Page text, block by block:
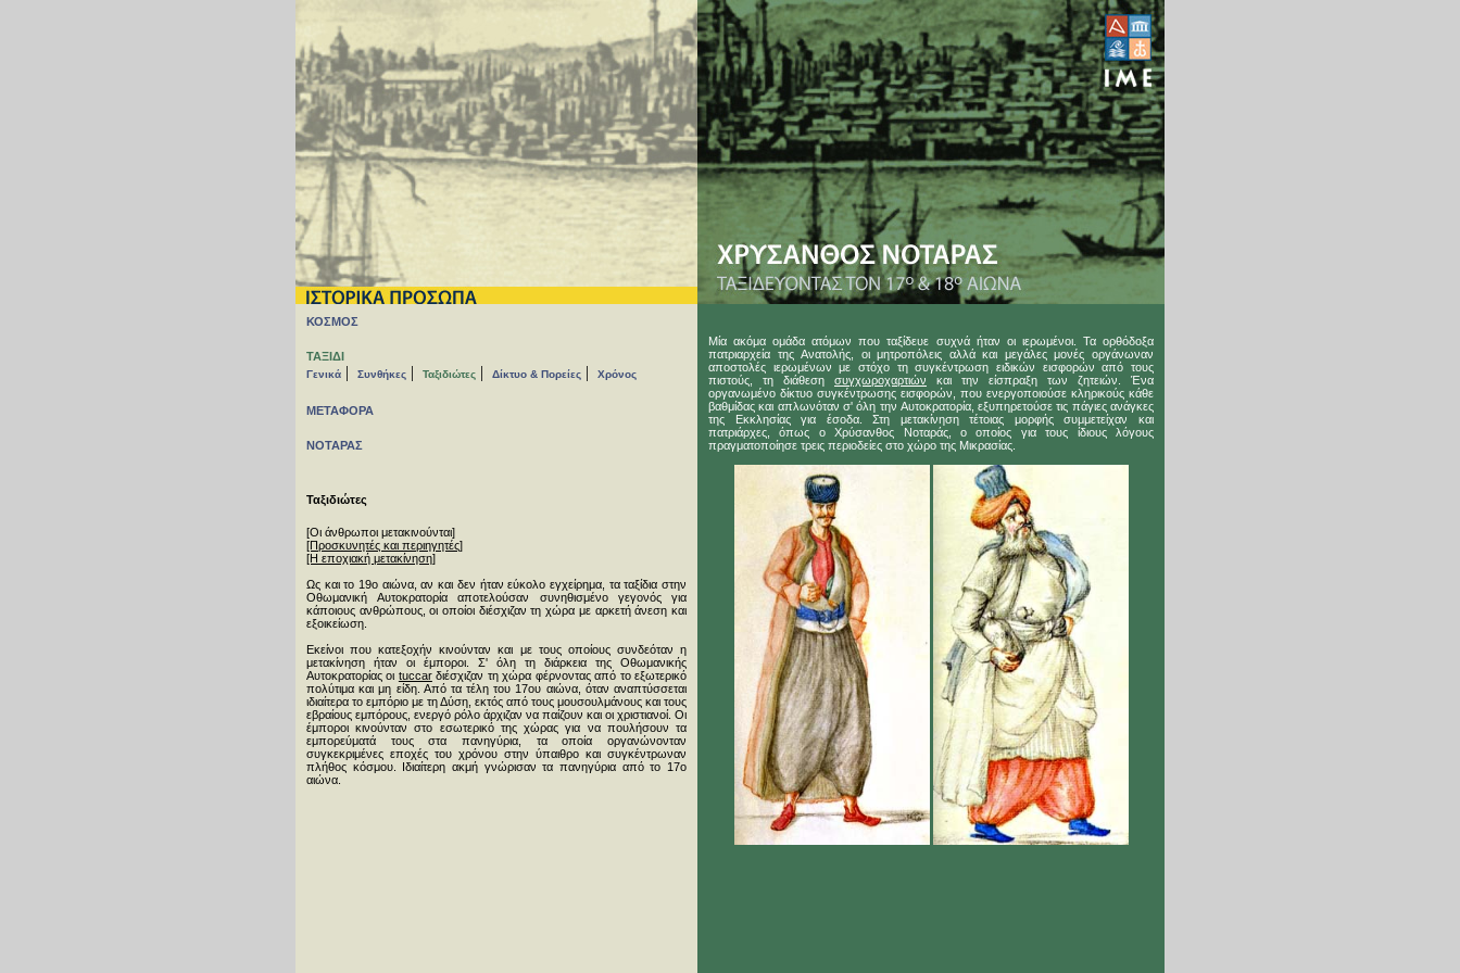
ΚΟΣΜΟΣ
ΤΑΞΙΔΙ
Γενικά | Συνθήκες | Ταξιδιώτες | Δίκτυο & Πορείες | Χρόνος
ΜΕΤΑΦΟΡΑ
ΝΟΤΑΡΑΣ
Ταξιδιώτες
[Οι άνθρωποι μετακινούνται]
[Προσκυνητές και περιηγητές]
[Η εποχιακή μετακίνηση]
Ως και το 19ο αιώνα, αν και δεν ήταν εύκολο εγχείρημα, τα ταξίδια στην
Oθωμανική Aυτοκρατορία αποτελούσαν συνηθισμένο γεγονός για
κάποιους ανθρώπους, οι οποίοι διέσχιζαν τη χώρα με αρκετή άνεση και
εξοικείωση.
Εκείνοι που κατεξοχήν κινούνταν και με τους οποίους συνδεόταν η
μετακίνηση ήταν οι έμποροι. Σ' όλη τη διάρκεια της Oθωμανικής
Aυτοκρατορίας οι tuccarδιέσχιζαν τη χώρα φέρνοντας από το εξωτερικό
πολύτιμα και μη είδη. Από τα τέλη του 17ου αιώνα, όταν αναπτύσσεται
ιδιαίτερα το εμπόριο με τη Δύση, εκτός από τους μουσουλμάνους και τους
εβραίους εμπόρους, ενεργό ρόλο άρχιζαν να παίζουν και οι χριστιανοί. Οι
έμποροι κινούνταν στο εσωτερικό της χώρας για να πουλήσουν τα
εμπορεύματά τους στα πανηγύρια, τα οποία οργανώνονταν
συγκεκριμένες εποχές του χρόνου στην ύπαιθρο και συγκέντρωναν
πλήθος κόσμου. Ιδιαίτερη ακμή γνώρισαν τα πανηγύρια από το 17ο
αιώνα.
Μία ακόμα ομάδα ατόμων που ταξίδευε συχνά ήταν οι ιερωμένοι. Τα ορθόδοξα
πατριαρχεία της Aνατολής, οι μητροπόλεις αλλά και μεγάλες μονές οργάνωναν
αποστολές ιερωμένων με στόχο τη συγκέντρωση ειδικών εισφορών από τους
πιστούς, τη διάθεση συγχωροχαρτιών και την είσπραξη των ζητειών. Ένα
οργανωμένο δίκτυο συγκέντρωσης εισφορών, που ενεργοποιούσε κληρικούς κάθε
βαθμίδας και απλωνόταν σ' όλη την Aυτοκρατορία, εξυπηρετούσε τις πάγιες ανάγκες
της Eκκλησίας για έσοδα. Στη μετακίνηση τέτοιας μορφής συμμετείχαν και
πατριάρχες, όπως ο Χρύσανθος Νοταράς, ο οποίος για τους ίδιους λόγους
πραγματοποίησε τρεις περιοδείες στο χώρο της Μικρασίας.